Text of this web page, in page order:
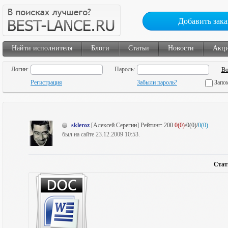
Добавить
Найти исполнителя Блоги Статьи Новости
Логин:
Пароль:
Регистрация
Забыли пароль?
skleroz [Алексей Серегин] Рейтинг: 200 0(0)/0(0)/0(0)
был на сайте 23.12.2009 10:53.